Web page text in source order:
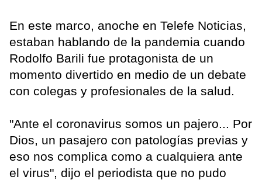
En este marco, anoche en Telefe Noticias,
estaban hablando de la pandemia cuando
Rodolfo Barili fue protagonista de un
momento divertido en medio de un debate
con colegas y profesionales de la salud.
"Ante el coronavirus somos un pajero... Por
Dios, un pasajero con patologías previas y
eso nos complica como a cualquiera ante
el virus", dijo el periodista que no pudo